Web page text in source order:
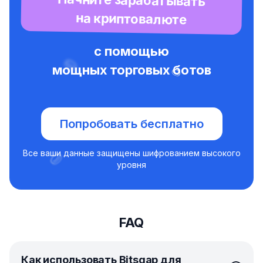
на криптовалюте
с помощью
мощных торговых ботов
Попробовать бесплатно
Все ваши данные защищены шифрованием высокого
уровня
FAQ
Как использовать Bitsgap для